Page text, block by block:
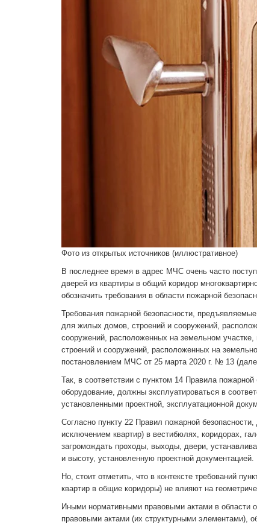
Фото из открытых источников (иллюстративное)
В последнее время в адрес МЧС очень часто
дверей из квартиры в общий коридор
обозначить требования в области пожарной
Требования пожарной безопасности,
для жилых домов, строений и сооружений,
сооружений, расположенных на земельном
строений и сооружений, расположенных на
постановлением МЧС от 25 марта 2020 г. № 13
Так, в соответствии с пунктом 14 Правила
оборудование, должны эксплуатироваться в
установленными проектной, эксплуатационной
Согласно пункту 22 Правил пожарной
исключением квартир) в вестибюлях, коридорах,
загромождать проходы, выходы, двери,
и высоту, установленную проектной документацией.
Но, стоит отметить, что в контексте требований
квартир в общие коридоры) не влияют на
Иными нормативными правовыми актами в области
правовыми актами (их структурными элементами),